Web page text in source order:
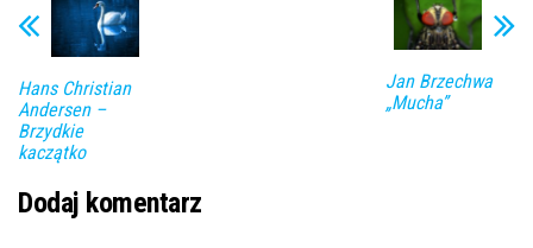
Hans Christian
Andersen –
Brzydkie
kaczątko
Jan Brzechwa
„Mucha”
Dodaj komentarz